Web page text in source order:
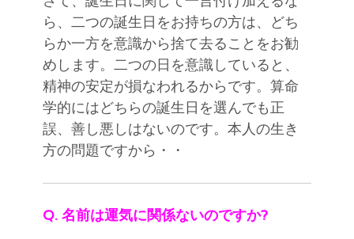
ら、二つの誕生日をお持ちの方は、どち
らか一方を意識から捨て去ることをお勧
めします。二つの日を意識していると、
精神の安定が損なわれるからです。算命
学的にはどちらの誕生日を選んでも正
誤、善し悪しはないのです。本人の生き
方の問題ですから・・
Q. 名前は運気に関係ないのですか?